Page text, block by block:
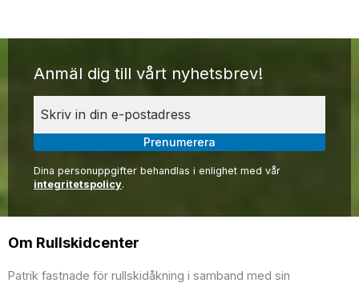
Anmäl dig till vårt nyhetsbrev!
Prenumerera
Dina personuppgifter behandlas i enlighet med vår
integritetspolicy.
Om Rullskidcenter
Patrik fastnade för rullskidåkning i samband med sin